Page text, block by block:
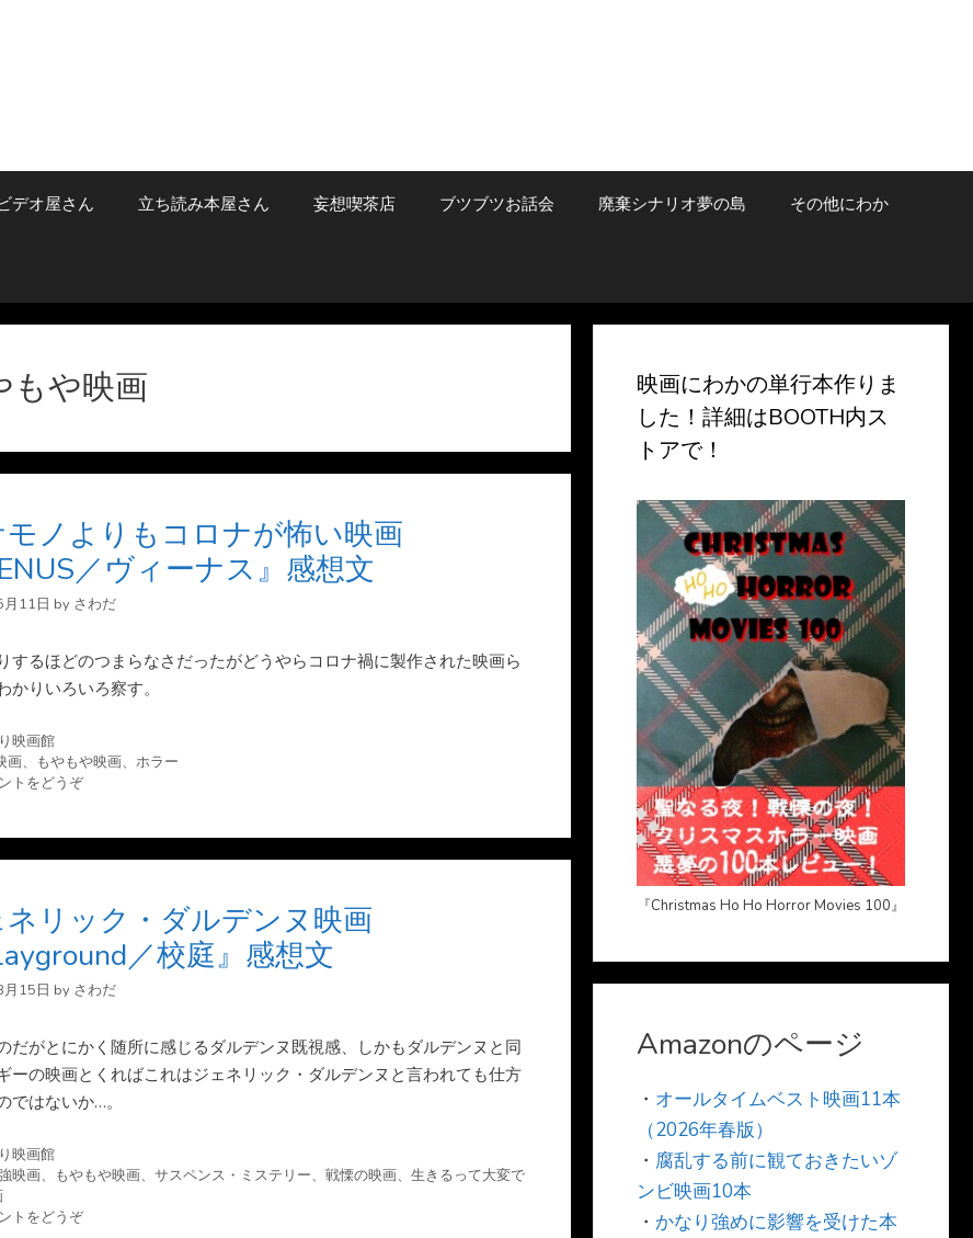
デオ屋さん 立ち読み本屋さん 妄想喫茶店 ブツブツお話会 廃棄シナリオ夢の島 その他にわか
もや映画
ノよりもコロナが怖い映画
／ヴィーナス』感想文
11日 by さわだ
するほどのつまらなさだったがどうやらコロナ禍に製作された映画ら
かりいろいろ察す。
映画館
画、 もやもや映画、 ホラー
トをどうぞ
ネリック・ダルデンヌ映画
／校庭』感想文
15日 by さわだ
だがとにかく随所に感じるダルデンヌ既視感、しかもダルデンヌと同
ーの映画とくればこれはジェネリック・ダルデンヌと言われても仕方
ではないか…。
映画館
映画、 もやもや映画、 サスペンス・ミステリー、 戦慄の映画、 生きるって大変で
トをどうぞ
映画にわかの単行本作りま
した！詳細はBOOTH内ス
トアで！
『Christmas Ho Ho Horror Movies 100』
Amazonのページ
・ オールタイムベスト映画11本
（2026年春版）
・ 腐乱する前に観ておきたいゾ
ンビ映画10本
・ かなり強めに影響を受けた本